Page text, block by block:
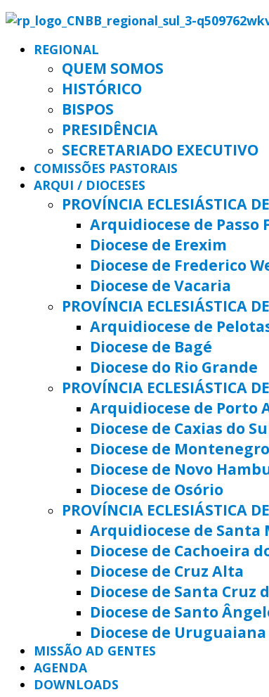
REGIONAL
QUEM SOMOS
HISTÓRICO
BISPOS
PRESIDÊNCIA
SECRETARIADO EXECUTIVO
COMISSÕES PASTORAIS
ARQUI / DIOCESES
PROVÍNCIA ECLESIÁSTICA
Arquidiocese de Passo
Diocese de Erexim
Diocese de Frederico
Diocese de Vacaria
PROVÍNCIA ECLESIÁSTICA
Arquidiocese de
Diocese de Bagé
Diocese do Rio Grande
PROVÍNCIA ECLESIÁSTICA
Arquidiocese de Porto
Diocese de Caxias do
Diocese de Montenegro
Diocese de Novo
Diocese de Osório
PROVÍNCIA ECLESIÁSTICA
Arquidiocese de Santa
Diocese de Cachoeira
Diocese de Cruz Alta
Diocese de Santa Cruz
Diocese de Santo
Diocese de Uruguaiana
MISSÃO AD GENTES
AGENDA
DOWNLOADS